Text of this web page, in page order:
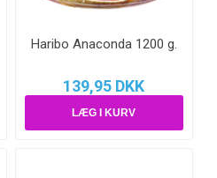
Haribo Anaconda 1200 g.
139,95 DKK